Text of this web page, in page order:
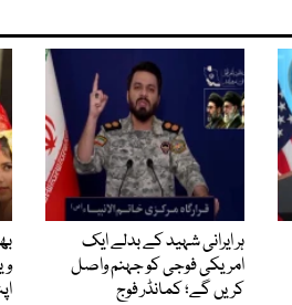
ہر ایرانی شہید کے بدلے ایک
امریکی فوجی کو جہنم واصل
کریں گے؛ کمانڈر فوج